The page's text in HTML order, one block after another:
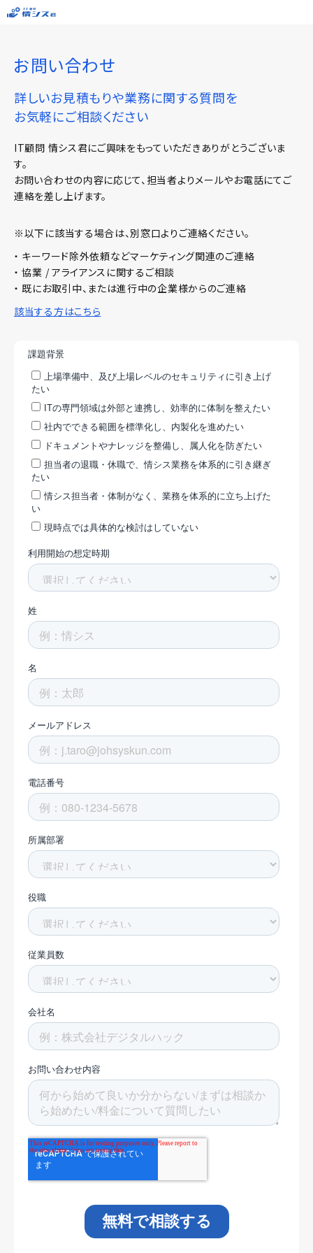
お問い合わせ
詳しいお見積もりや業務に関する質問を
お気軽にご相談ください
IT顧問 情シス君にご興味をもっていただきありがとうございま
す。
お問い合わせの内容に応じて、担当者よりメールやお電話にてご
連絡を差し上げます。
※以下に該当する場合は、別窓口よりご連絡ください。
・ キーワード除外依頼などマーケティング関連のご連絡
・ 協業 / アライアンスに関するご相談
・ 既にお取引中、または進行中の企業様からのご連絡
該当する方はこちら